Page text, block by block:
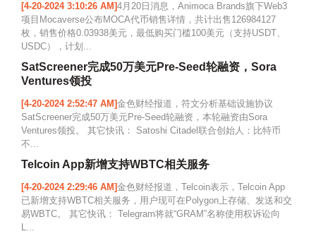
[4-20-2024 3:10:26 AM]4月20日消息，Animoca Brands旗下Web3
项目Mocaverse公布MOCA代币销售详情，共计出售126984127
枚，销售价格0.03938美元，最低购买门槛100美元（支持USDT、
USDC），计划...
SatScreener完成50万美元Pre-Seed轮融资，Sora
Ventures领投
[4-20-2024 2:52:47 AM]金色财经报道，符文分析基础设施协议
SatScreener完成50万美元Pre-Seed轮融资，本轮融资由Sora
Ventures领投。 其它快讯： Satoshi Citadel联合创始人：比特币
不...
Telcoin App新增支持WBTC相关服务
[4-20-2024 2:29:46 AM]金色财经报道，Telcoin表示，Telcoin App
已新增支持WBTC相关服务，用户现可在Polygon上存储、发送和交
易WBTC。 其它快讯： Telegram将就“GRAM”名称使用权诉讼向
L...